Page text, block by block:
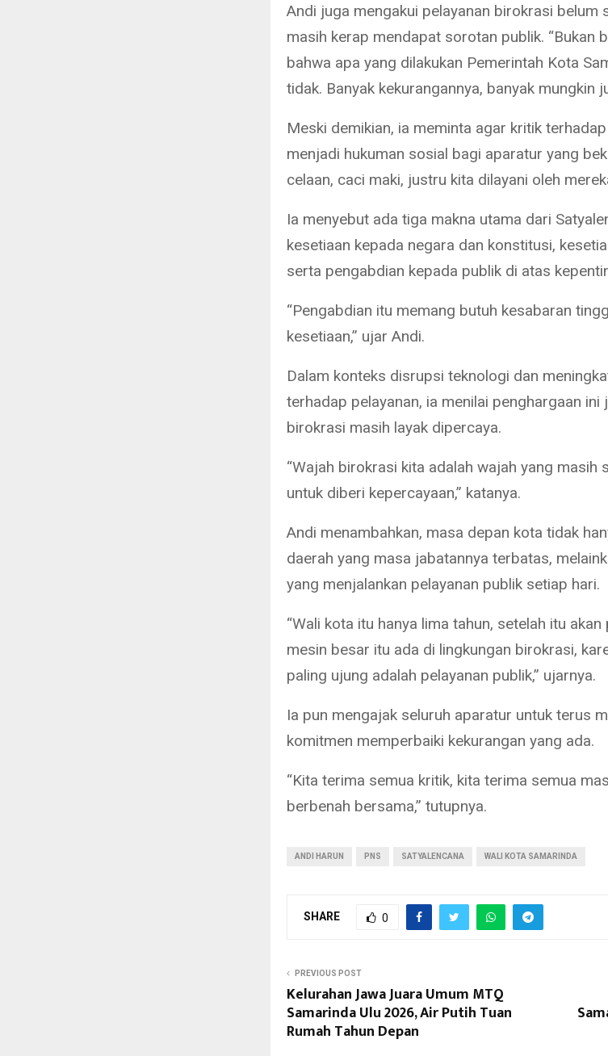
Andi juga mengakui pelayanan birokrasi belum
masih kerap mendapat sorotan publik. “Bukan
bahwa apa yang dilakukan Pemerintah Kota
tidak. Banyak kekurangannya, banyak mungkin
Meski demikian, ia meminta agar kritik
menjadi hukuman sosial bagi aparatur yang
celaan, caci maki, justru kita dilayani oleh
Ia menyebut ada tiga makna utama dari
kesetiaan kepada negara dan konstitusi,
serta pengabdian kepada publik di atas
“Pengabdian itu memang butuh kesabaran
kesetiaan,” ujar Andi.
Dalam konteks disrupsi teknologi dan
terhadap pelayanan, ia menilai penghargaan
birokrasi masih layak dipercaya.
“Wajah birokrasi kita adalah wajah yang masih
untuk diberi kepercayaan,” katanya.
Andi menambahkan, masa depan kota tidak
daerah yang masa jabatannya terbatas,
yang menjalankan pelayanan publik setiap hari.
“Wali kota itu hanya lima tahun, setelah itu
mesin besar itu ada di lingkungan birokrasi,
paling ujung adalah pelayanan publik,” ujarnya.
Ia pun mengajak seluruh aparatur untuk terus
komitmen memperbaiki kekurangan yang ada.
“Kita terima semua kritik, kita terima semua
berbenah bersama,” tutupnya.
ANDI HARUN PNS SATYALENCANA WALI KOTA SAMARINDA
SHARE 0
PREVIOUS POST
Kelurahan Jawa Juara Umum MTQ
Samarinda Ulu 2026, Air Putih Tuan
Rumah Tahun Depan